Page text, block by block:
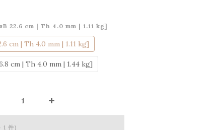
22.6 cm | Th 4.0 mm | 1.11 kg]
cm | Th 4.0 mm | 1.11 kg]
cm | Th 4.0 mm | 1.44 kg]
1 件)